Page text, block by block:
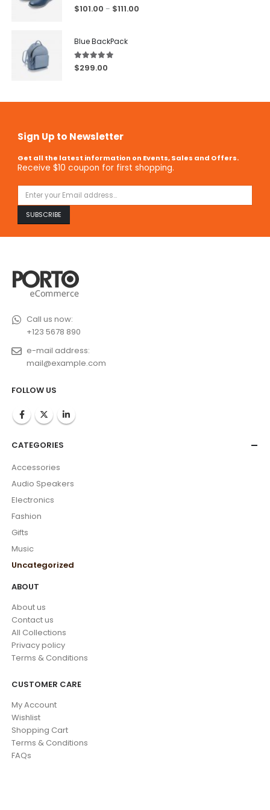
5.00 out of 5
$101.00 – $111.00
Blue BackPack
5.00out of 5
$299.00
Sign Up to Newsletter
Get all the latest information on Events, Sales and Offers.
Receive $10 coupon for first shopping.
Call us now:
+123 5678 890
e-mail address:
mail@example.com
FOLLOW US
CATEGORIES
Accessories
Audio Speakers
Electronics
Fashion
Gifts
Music
Uncategorized
ABOUT
About us
Contact us
All Collections
Privacy policy
Terms & Conditions
CUSTOMER CARE
My Account
Wishlist
Shopping Cart
Terms & Conditions
FAQs